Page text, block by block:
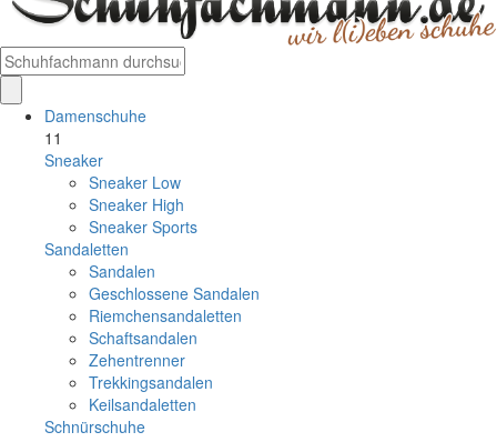
Damenschuhe
11
Sneaker
Sneaker Low
Sneaker High
Sneaker Sports
Sandaletten
Sandalen
Geschlossene Sandalen
Riemchensandaletten
Schaftsandalen
Zehentrenner
Trekkingsandalen
Keilsandaletten
Schnürschuhe